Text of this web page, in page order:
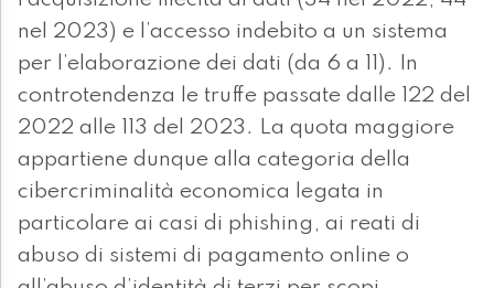
nel 2023) e l’accesso indebito a un sistema
per l’elaborazione dei dati (da 6 a 11). In
controtendenza le truffe passate dalle 122 del
2022 alle 113 del 2023. La quota maggiore
appartiene dunque alla categoria della
cibercriminalità economica legata in
particolare ai casi di phishing, ai reati di
abuso di sistemi di pagamento online o